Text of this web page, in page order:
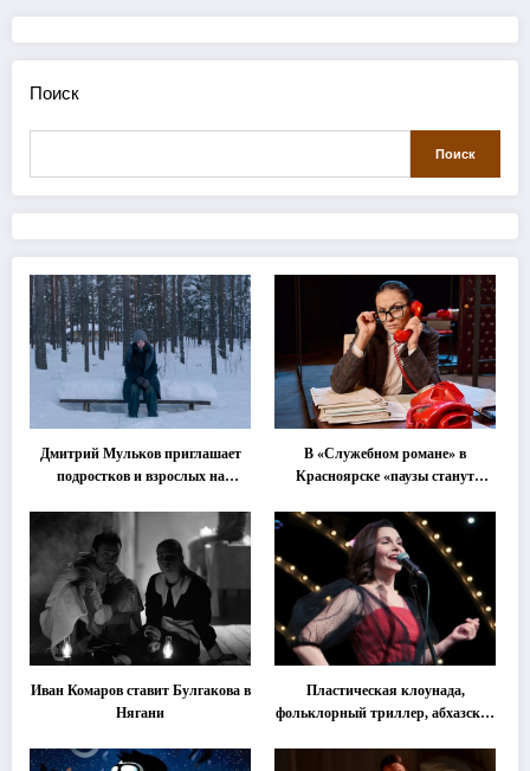
Поиск
Поиск
Дмитрий Мульков приглашает
подростков и взрослых на
В «Служебном романе» в
Красноярске «паузы станут
Иван Комаров ставит Булгакова в
Нягани
Пластическая клоунада,
фольклорный триллер, абхазская
втором этапе фестиваля